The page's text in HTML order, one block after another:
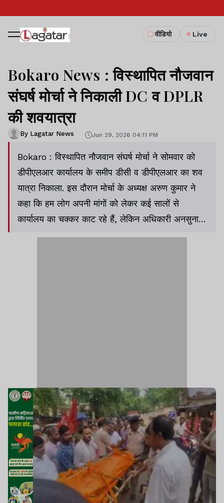
वीडियो Live
Bokaro News : विस्थापित नौजवान
संघर्ष मोर्चा ने निकाली DC व DPLR
की शवयात्रा
By Lagatar News Jun 29, 2026 04:11 PM
Bokaro : विस्थापित नौजवान संघर्ष मोर्चा ने सोमवार को
डीपीएलआर कार्यालय के समीप डीसी व डीपीएलआर का शव
यात्रा निकाला. इस दौरान मोर्चा के अध्यक्ष अरुण कुमार ने
कहा कि हम लोग अपनी मांगों को लेकर कई सालों से
कार्यालय का चक्कर काट रहे हैं, लेकिन अधिकारी अनसुना